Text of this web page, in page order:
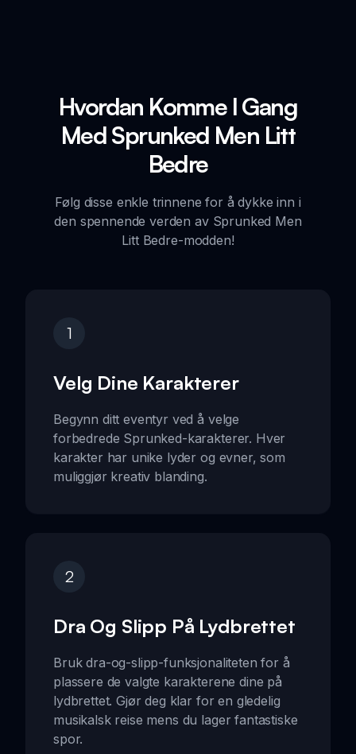
Hvordan Komme I Gang
Med Sprunked Men Litt
Bedre
Følg disse enkle trinnene for å dykke inn i
den spennende verden av Sprunked Men
Litt Bedre-modden!
1
Velg Dine Karakterer
Begynn ditt eventyr ved å velge
forbedrede Sprunked-karakterer. Hver
karakter har unike lyder og evner, som
muliggjør kreativ blanding.
2
Dra Og Slipp På Lydbrettet
Bruk dra-og-slipp-funksjonaliteten for å
plassere de valgte karakterene dine på
lydbrettet. Gjør deg klar for en gledelig
musikalsk reise mens du lager fantastiske
spor.